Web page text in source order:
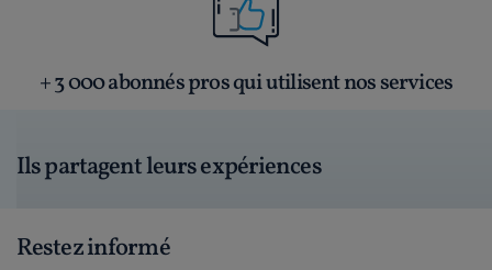
+ 3 000 abonnés pros qui utilisent nos services
Ils partagent leurs expériences
Restez informé